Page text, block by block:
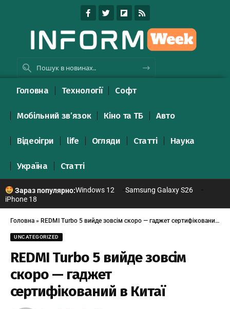
Головна Технології Софт
Мобільний зв’язок Кіно та ТБ Авто
Відеоігри life Огляди Статті Наука
Україна Статті
Зараз популярно:Windows 12
Samsung Galaxy S26
iPhone 18
Головна » REDMI Turbo 5 вийде зовсім скоро — гаджет сертифікований в Китаї
UNCATEGORIZED
REDMI Turbo 5 вийде зовсім
скоро — гаджет
сертифікований в Китаї